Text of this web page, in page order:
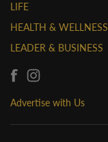
LIFE
HEALTH & WELLNESS
LEADER & BUSINESS
Advertise with Us